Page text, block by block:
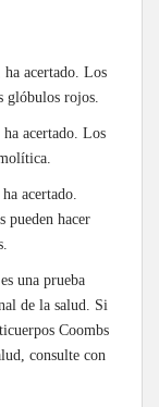
acertado. Los
glóbulos rojos.
acertado. Los
acertado.
pueden hacer
una prueba
de la salud. Si
Coombs
consulte con